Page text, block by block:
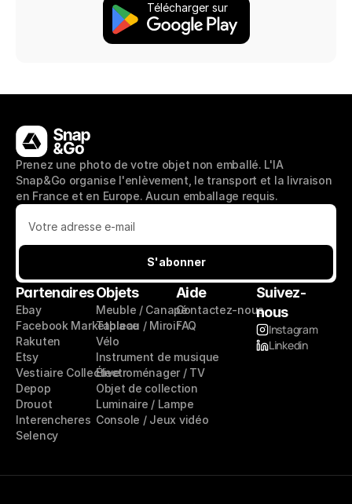
Télécharger sur
Prenez une photo de votre objet non emballé. L'IA
Snap&Go organise l'enlèvement, le transport et la livraison
en France et en Europe. Aucun emballage requis.
S'abonner
Partenaires
Ebay
Facebook Marketplace
Rakuten
Etsy
Vestiaire Collective
Depop
Drouot
Interencheres
Selency
Objets
Meuble / Canapé
Tableau / Miroir
Vélo
Instrument de musique
Électroménager / TV
Objet de collection
Luminaire / Lampe
Console / Jeux vidéo
Aide
Contactez-nous
FAQ
Suivez-
nous
Instagram
Linkedin